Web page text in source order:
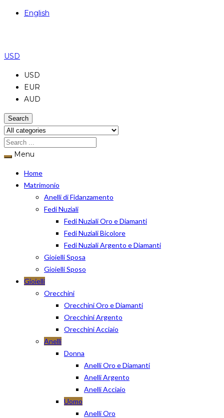
English
USD
USD
EUR
AUD
Search
Menu
Home
Matrimonio
Anelli di Fidanzamento
Fedi Nuziali
Fedi Nuziali Oro e Diamanti
Fedi Nuziali Bicolore
Fedi Nuziali Argento e Diamanti
Gioielli Sposa
Gioielli Sposo
Gioielli
Orecchini
Orecchini Oro e Diamanti
Orecchini Argento
Orecchini Acciaio
Anelli
Donna
Anelli Oro e Diamanti
Anelli Argento
Anelli Acciaio
Uomo
Anelli Oro